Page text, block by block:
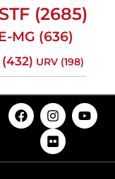
STF (2685)
MG (636)
(432) URV (198)